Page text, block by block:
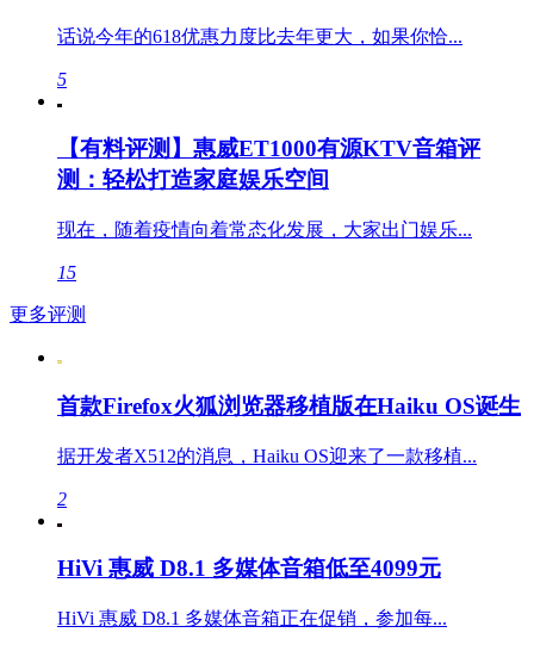
话说今年的618优惠力度比去年更大，如果你恰...
5
【有料评测】惠威ET1000有源KTV音箱评
测：轻松打造家庭娱乐空间
现在，随着疫情向着常态化发展，大家出门娱乐...
15
更多评测
首款Firefox火狐浏览器移植版在Haiku OS诞生
据开发者X512的消息，Haiku OS迎来了一款移植...
2
HiVi 惠威 D8.1 多媒体音箱低至4099元
HiVi 惠威 D8.1 多媒体音箱正在促销，参加每...